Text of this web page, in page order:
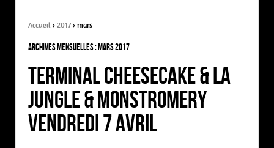
Accueil › 2017 › mars
Archives mensuelles :mars 2017
Terminal Cheesecake & La
Jungle & Monstromery
Vendredi 7 Avril